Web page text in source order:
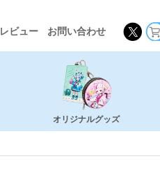
レビュー お問い合わせ
オリジナルグッズ